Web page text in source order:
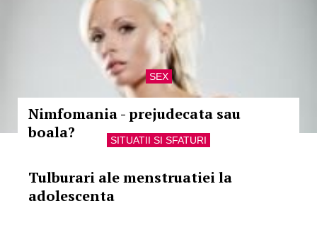
SEX
Nimfomania - prejudecata sau
boala?
SITUATII SI SFATURI
Tulburari ale menstruatiei la
adolescenta